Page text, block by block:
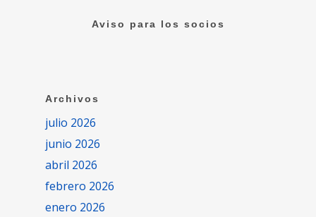
Aviso para los socios
Archivos
julio 2026
junio 2026
abril 2026
febrero 2026
enero 2026